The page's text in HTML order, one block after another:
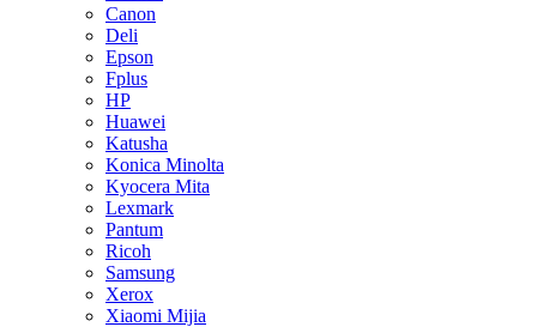
Canon
Deli
Epson
Fplus
HP
Huawei
Katusha
Konica Minolta
Kyocera Mita
Lexmark
Pantum
Ricoh
Samsung
Xerox
Xiaomi Mijia